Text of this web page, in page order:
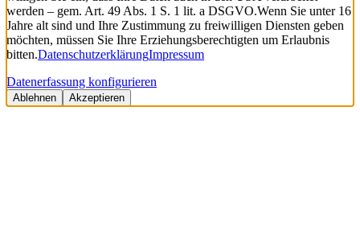
werden – gem. Art. 49 Abs. 1 S. 1 lit. a DSGVO.Wenn Sie unter 16
Jahre alt sind und Ihre Zustimmung zu freiwilligen Diensten geben
möchten, müssen Sie Ihre Erziehungsberechtigten um Erlaubnis
bitten.DatenschutzerklärungImpressum
Datenerfassung konfigurieren
Ablehnen Akzeptieren